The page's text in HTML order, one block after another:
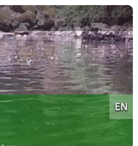
Um dia diferente para todos
EN